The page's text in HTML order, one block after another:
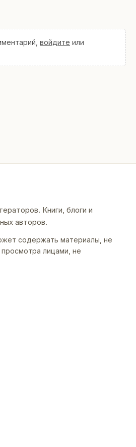
войдите или
Книги, блоги и
авторов.
содержать материалы, не
лицами, не